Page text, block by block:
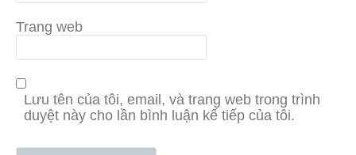
Trang web
Lưu tên của tôi, email, và trang web trong trình
duyệt này cho lần bình luận kế tiếp của tôi.